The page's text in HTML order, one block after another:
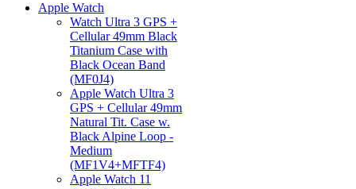
Apple Watch
Watch Ultra 3 GPS +
Cellular 49mm Black
Titanium Case with
Black Ocean Band
(MF0J4)
Apple Watch Ultra 3
GPS + Cellular 49mm
Natural Tit. Case w.
Black Alpine Loop -
Medium
(MF1V4+MFTF4)
Apple Watch 11